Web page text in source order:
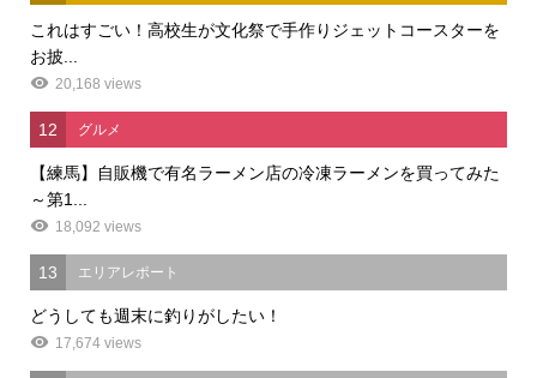
これはすごい！高校生が文化祭で手作りジェットコースターを
お披...
20,168 views
12 グルメ
【練馬】自販機で有名ラーメン店の冷凍ラーメンを買ってみた
～第1...
18,092 views
13 エリアレポート
どうしても週末に釣りがしたい！
17,674 views